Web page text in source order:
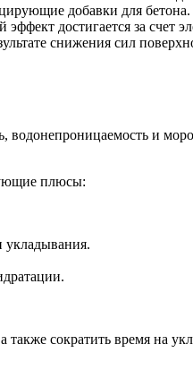
добавки для
достигается за счет
снижения сил
и
плюсы:
укладывания.
сократить время на